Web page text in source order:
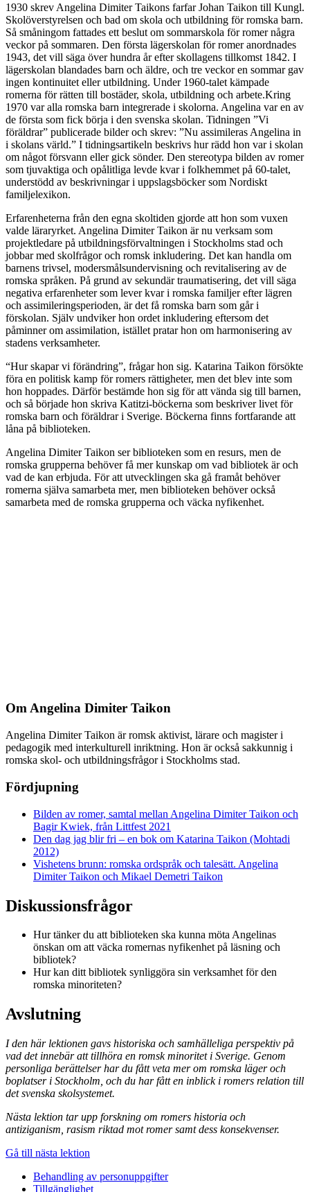
1930 skrev Angelina Dimiter Taikons farfar Johan Taikon till Kungl.
Skolöverstyrelsen och bad om skola och utbildning för romska barn.
Så småningom fattades ett beslut om sommarskola för romer några
veckor på sommaren. Den första lägerskolan för romer anordnades
1943, det vill säga över hundra år efter skollagens tillkomst 1842. I
lägerskolan blandades barn och äldre, och tre veckor en sommar gav
ingen kontinuitet eller utbildning. Under 1960-talet kämpade
romerna för rätten till bostäder, skola, utbildning och arbete.Kring
1970 var alla romska barn integrerade i skolorna. Angelina var en av
de första som fick börja i den svenska skolan. Tidningen ”Vi
föräldrar” publicerade bilder och skrev: ”Nu assimileras Angelina in
i skolans värld.” I tidningsartikeln beskrivs hur rädd hon var i skolan
om något försvann eller gick sönder. Den stereotypa bilden av romer
som tjuvaktiga och opålitliga levde kvar i folkhemmet på 60-talet,
understödd av beskrivningar i uppslagsböcker som Nordiskt
familjelexikon.
Erfarenheterna från den egna skoltiden gjorde att hon som vuxen
valde läraryrket. Angelina Dimiter Taikon är nu verksam som
projektledare på utbildningsförvaltningen i Stockholms stad och
jobbar med skolfrågor och romsk inkludering. Det kan handla om
barnens trivsel, modersmålsundervisning och revitalisering av de
romska språken. På grund av sekundär traumatisering, det vill säga
negativa erfarenheter som lever kvar i romska familjer efter lägren
och assimileringsperioden, är det få romska barn som går i
förskolan. Själv undviker hon ordet inkludering eftersom det
påminner om assimilation, istället pratar hon om harmonisering av
stadens verksamheter.
“Hur skapar vi förändring”, frågar hon sig. Katarina Taikon försökte
föra en politisk kamp för romers rättigheter, men det blev inte som
hon hoppades. Därför bestämde hon sig för att vända sig till barnen,
och så började hon skriva Katitzi-böckerna som beskriver livet för
romska barn och föräldrar i Sverige. Böckerna finns fortfarande att
låna på biblioteken.
Angelina Dimiter Taikon ser biblioteken som en resurs, men de
romska grupperna behöver få mer kunskap om vad bibliotek är och
vad de kan erbjuda. För att utvecklingen ska gå framåt behöver
romerna själva samarbeta mer, men biblioteken behöver också
samarbeta med de romska grupperna och väcka nyfikenhet.
Om Angelina Dimiter Taikon
Angelina Dimiter Taikon är romsk aktivist, lärare och magister i
pedagogik med interkulturell inriktning. Hon är också sakkunnig i
romska skol- och utbildningsfrågor i Stockholms stad.
Fördjupning
Bilden av romer, samtal mellan Angelina Dimiter Taikon och
Bagir Kwiek, från Littfest 2021
Den dag jag blir fri – en bok om Katarina Taikon (Mohtadi
2012)
Vishetens brunn: romska ordspråk och talesätt. Angelina
Dimiter Taikon och Mikael Demetri Taikon
Diskussionsfrågor
Hur tänker du att biblioteken ska kunna möta Angelinas
önskan om att väcka romernas nyfikenhet på läsning och
bibliotek?
Hur kan ditt bibliotek synliggöra sin verksamhet för den
romska minoriteten?
Avslutning
I den här lektionen gavs historiska och samhälleliga perspektiv på
vad det innebär att tillhöra en romsk minoritet i Sverige. Genom
personliga berättelser har du fått veta mer om romska läger och
boplatser i Stockholm, och du har fått en inblick i romers relation till
det svenska skolsystemet.
Nästa lektion tar upp forskning om romers historia och
antiziganism, rasism riktad mot romer samt dess konsekvenser.
Gå till nästa lektion
Behandling av personuppgifter
Tillgänglighet